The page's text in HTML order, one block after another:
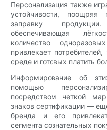
Персонализация также
устойчивости, поощряя
заправку
обеспечивающая
количество
привлекает
среде и готовых платить
Информирование об
помощью
посредством четкой
знаков сертификации —
бренда и его
сегмента сознательных